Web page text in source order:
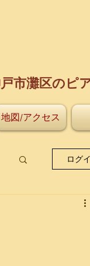
市灘区のピ
地図/アクセス
ログ